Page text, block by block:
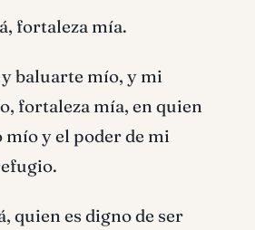
fortaleza mía.
baluarte mío, y mi
fortaleza mía, en quien
y el poder de mi
quien es digno de ser